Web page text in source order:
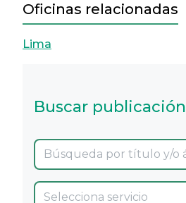
Oficinas relacionadas
Lima
Buscar publicación